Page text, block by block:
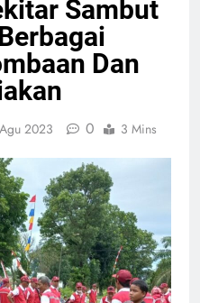
Maut di Tol
Seorang
Avanza
Meninggal Dunia
4 Agu 2026
Sambut
Dan
2023 0 3 Mins